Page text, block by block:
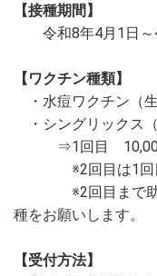
【接種期間】
令和8年4月1日～
【ワクチン種類】
・水痘ワクチン（
・シングリックス
⇒1回目 10,000
※2回目は1回目
※2回目まで助成
種をお願いします。
【受付方法】